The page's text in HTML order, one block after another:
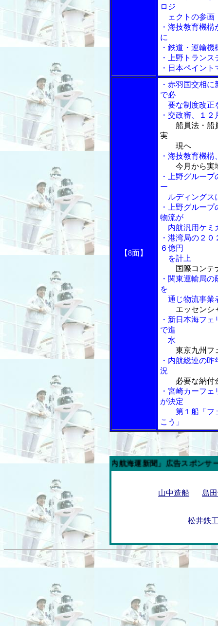
ロジ
ェクトの参画
・海技教育機
に
・鉄道・運輸
・上野トラン
・日本ペイン
【8面】
・赤羽国交相
で必
要な制度改正
・交政審、１
船員法・船
実
現へ
・海技教育機
今月から実
・上野グルー
ー
ルディングス
・上野グルー
物流が
内航汎用ケミ
・港湾局の２
６億円
を計上
国際コンテ
・関東運輸局
を
通じ物流事業
エッセンシ
・新日本海フ
で進
水
東京九州フ
・内航総連の
況
必要な納付
・宮崎カーフ
が決定
第１船「フェ
こう」
今週の「内航海運新聞」広告スポンサー企業
山中造船 島
松井鉄